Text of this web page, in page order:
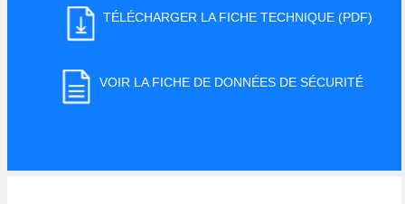
TÉLÉCHARGER LA FICHE TECHNIQUE (PDF)
VOIR LA FICHE DE DONNÉES DE SÉCURITÉ